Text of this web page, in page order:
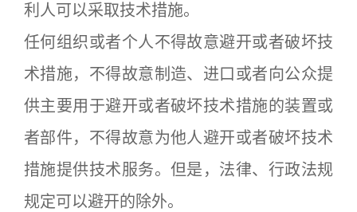
利人可以采取技术措施。
任何组织或者个人不得故意避开或者破坏技
术措施，不得故意制造、进口或者向公众提
供主要用于避开或者破坏技术措施的装置或
者部件，不得故意为他人避开或者破坏技术
措施提供技术服务。但是，法律、行政法规
规定可以避开的除外。